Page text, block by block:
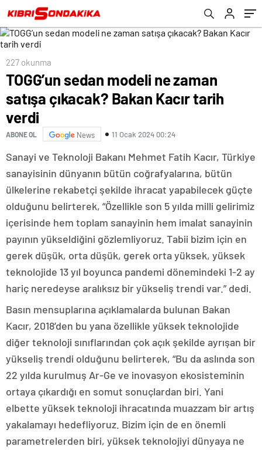
227 okunma
TOGG’un sedan modeli ne zaman
satışa çıkacak? Bakan Kacır tarih
verdi
ABONE OL News 11 Ocak 2024 00:24
Sanayi ve Teknoloji Bakanı Mehmet Fatih Kacır, Türkiye
sanayisinin dünyanın bütün coğrafyalarına, bütün
ülkelerine rekabetçi şekilde ihracat yapabilecek güçte
olduğunu belirterek, “Özellikle son 5 yılda milli gelirimiz
içerisinde hem toplam sanayinin hem imalat sanayinin
payının yükseldiğini gözlemliyoruz. Tabii bizim için en
gerek düşük, orta düşük, gerek orta yüksek, yüksek
teknolojide 13 yıl boyunca pandemi dönemindeki 1-2 ay
hariç neredeyse aralıksız bir yükseliş trendi var.” dedi.
Basın mensuplarına açıklamalarda bulunan Bakan
Kacır, 2018’den bu yana özellikle yüksek teknolojide
diğer teknoloji sınıflarından çok açık şekilde ayrışan bir
yükseliş trendi olduğunu belirterek, “Bu da aslında son
22 yılda kurulmuş Ar-Ge ve inovasyon ekosisteminin
ortaya çıkardığı en somut sonuçlardan biri. Yani
elbette yüksek teknoloji ihracatında muazzam bir artış
yakalamayı hedefliyoruz. Bizim için de en önemli
parametrelerden biri, yüksek teknolojiyi dünyaya ne